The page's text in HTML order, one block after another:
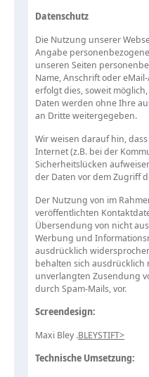
Datenschutz
Die Nutzung unserer
Angabe
unseren Seiten
Name, Anschrift oder
erfolgt dies, soweit
Daten werden ohne Ihre
an Dritte weitergegeben.
Wir weisen darauf hin,
Internet (z.B. bei der
Sicherheitslücken
der Daten vor dem Zugriff
Der Nutzung von im
veröffentlichten
Übersendung von nicht
Werbung und
ausdrücklich
behalten sich ausdrücklich
unverlangten Zusendung
durch Spam-Mails, vor.
Screendesign:
Maxi Bley .BLEYSTIFT>
Technische Umsetzung: